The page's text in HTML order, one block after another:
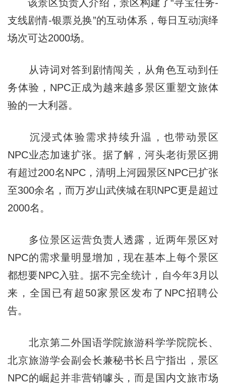
该景区负责人介绍，景区构建了“寻宝任务-
支线剧情-银票兑换”的互动体系，每日互动演绎
场次可达2000场。
从诗词对答到剧情闯关，从角色互动到任
务体验，NPC正成为越来越多景区重塑文旅体
验的一大利器。
沉浸式体验需求持续升温，也带动景区
NPC业态加速扩张。据了解，河头老街景区拥
有超过200名NPC，清明上河园景区NPC已扩张
至300余名，而万岁山武侠城在职NPC更是超过
2000名。
多位景区运营负责人透露，近两年景区对
NPC的需求量明显增加，现在基本上每个景区
都想要NPC入驻。据不完全统计，自今年3月以
来，全国已有超50家景区发布了NPC招聘公
告。
北京第二外国语学院旅游科学学院院长、
北京旅游学会副会长兼秘书长吕宁指出，景区
NPC的崛起并非营销噱头，而是国内文旅市场